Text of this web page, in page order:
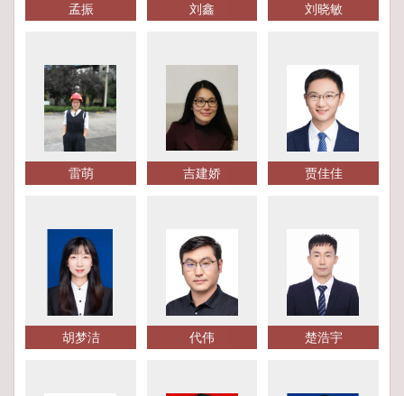
孟振 刘鑫 刘晓敏
雷萌 吉建娇 贾佳佳
胡梦洁 代伟 楚浩宇